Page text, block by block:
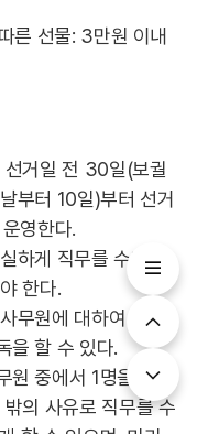
른 선물: 3만원 이내
거일 전 30일(보궐
부터 10일)부터 선거
영한다.
하게 직무를 수행하
한다.
무원에 대하여 투표
을 할 수 있다.
중에서 1명을 미리
의 사유로 직무를 수